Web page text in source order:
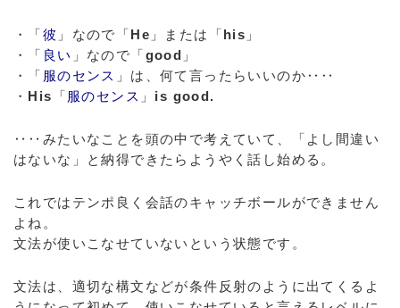
・「彼 」なので「He 」または「his 」
・「 良い 」なので「good 」
・「 服のセンス 」は、何て言ったらいいのか‥‥
・ His 「 服のセンス 」 is good.
‥‥みたいなことを頭の中で考えていて、「よし間違い
はないな」と納得できたらようやく話し始める。
これではテンポ良く会話のキャッチボールができません
よね。
文法が使いこなせていないという状態です。
文法は、適切な構文などが条件反射のように出てくるよ